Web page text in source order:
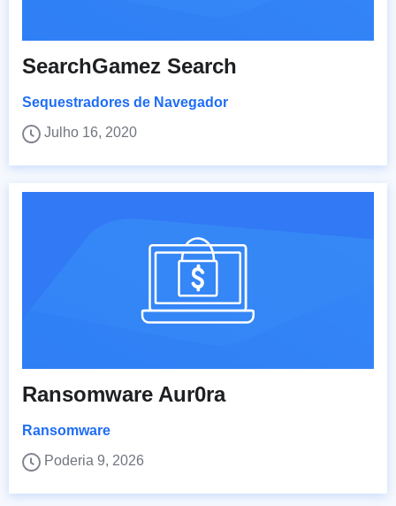
SearchGamez Search
Sequestradores de Navegador
Julho 16, 2020
Ransomware Aur0ra
Ransomware
Poderia 9, 2026